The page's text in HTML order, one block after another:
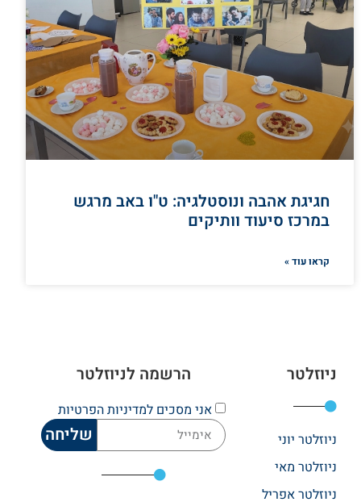
חגיגת אהבה ונוסטלגיה: ט"ו באב מרגש
במרכז סיעוד וותיקים
קראו עוד »
ניוזלטר
ניוזלטר יוני
ניוזלטר מאי
ניוזלטר אפריל
הרשמה לניוזלטר
אני מסכים למדיניות הפרטיות
שליחה